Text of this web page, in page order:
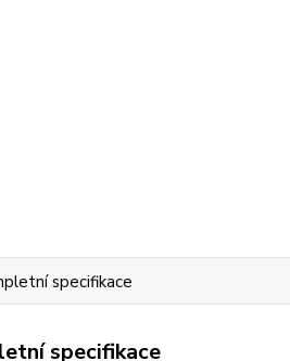
specifikace
specifikace